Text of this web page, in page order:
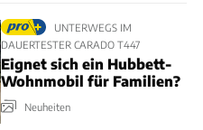
UNTERWEGS IM
DAUERTESTER CARADO T447
Eignet sich ein Hubbett-
Wohnmobil für Familien?
Neuheiten